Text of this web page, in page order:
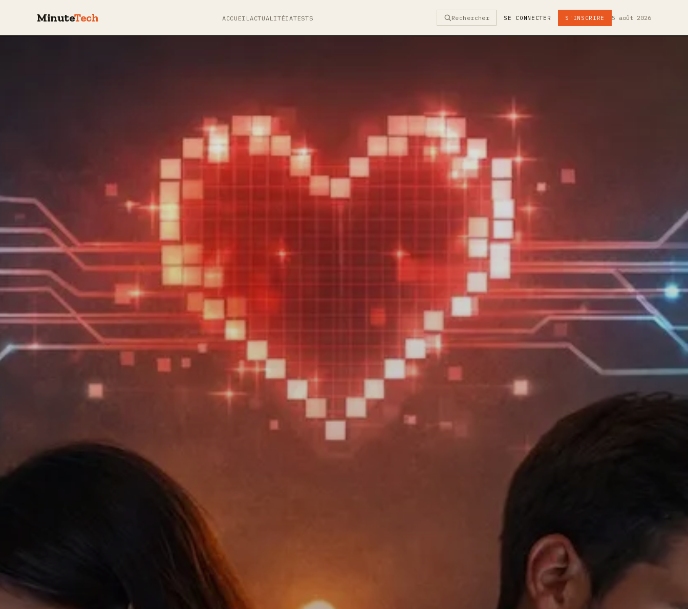
MinuteTech ACCUEILACTUALITÉIATESTS Rechercher SE CONNECTER S'INSCRIRE 5 août 2026